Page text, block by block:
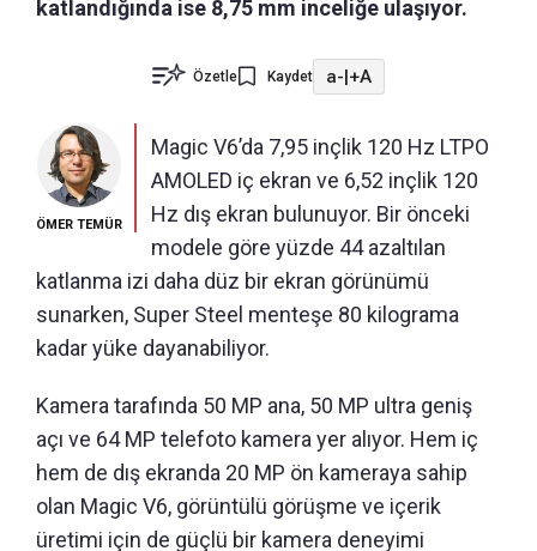
katlandığında ise 8,75 mm inceliğe ulaşıyor.
Özetle Kaydet a-|+A
ÖMER TEMÜR
Magic V6’da 7,95 inçlik 120 Hz LTPO
AMOLED iç ekran ve 6,52 inçlik 120
Hz dış ekran bulunuyor. Bir önceki
modele göre yüzde 44 azaltılan
katlanma izi daha düz bir ekran görünümü
sunarken, Super Steel menteşe 80 kilograma
kadar yüke dayanabiliyor.
Kamera tarafında 50 MP ana, 50 MP ultra geniş
açı ve 64 MP telefoto kamera yer alıyor. Hem iç
hem de dış ekranda 20 MP ön kameraya sahip
olan Magic V6, görüntülü görüşme ve içerik
üretimi için de güçlü bir kamera deneyimi